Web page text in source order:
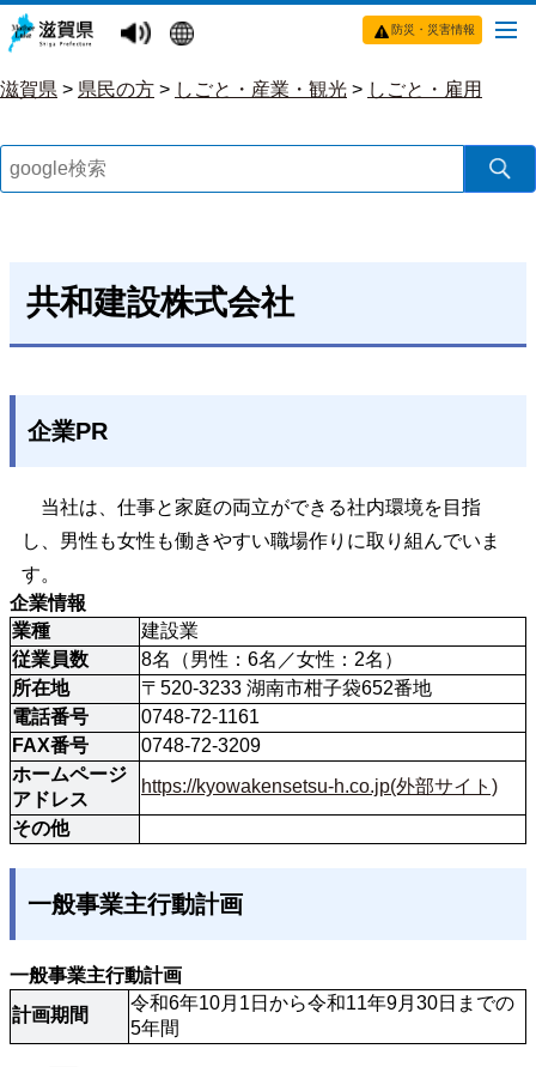
防災・災害情報
滋賀県 > 県民の方 > しごと・産業・観光 > しごと・雇用
共和建設株式会社
企業PR
当社は、仕事と家庭の両立ができる社内環境を目指
し、男性も女性も働きやすい職場作りに取り組んでいま
す。
企業情報
業種
建設業
従業員数
8名（男性：6名／女性：2名）
所在地
〒520-3233 湖南市柑子袋652番地
電話番号
0748-72-1161
FAX番号
0748-72-3209
ホームページ
アドレス
https://kyowakensetsu-h.co.jp(外部サイト)
その他
一般事業主行動計画
一般事業主行動計画
計画期間
令和6年10月1日から令和11年9月30日までの
5年間